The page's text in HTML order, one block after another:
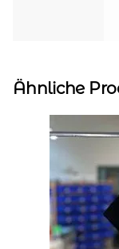
Ähnliche